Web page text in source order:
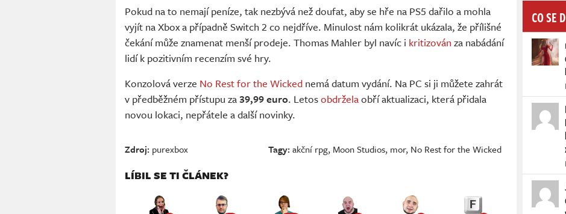
Pokud na to nemají peníze, tak nezbývá než doufat, aby se hře na PS5 dařilo a mohla
vyjít na Xbox a případně Switch 2 co nejdříve. Minulost nám kolikrát ukázala, že přílišné
čekání může znamenat menší prodeje. Thomas Mahler byl navíc i kritizován za nabádání
lidí k pozitivním recenzím své hry.
Konzolová verze No Rest for the Wicked nemá datum vydání. Na PC si ji můžete zahrát
v předběžném přístupu za39,99 euro. Letosobdrželaobří aktualizaci, která přidala
novou lokaci, nepřátele a další novinky.
Zdroj: purexbox Tagy:akční rpg, Moon Studios, mor, No Rest for the Wicked
LÍBIL SE TI ČLÁNEK?
CO SE